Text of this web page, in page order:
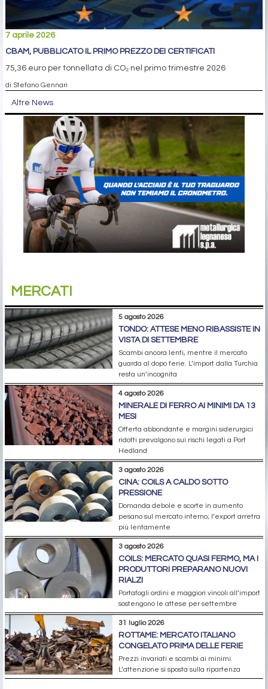
7 aprile 2026
CBAM, PUBBLICATO IL PRIMO PREZZO DEI CERTIFICATI
75,36 euro per tonnellata di CO₂ nel primo trimestre 2026
di Stefano Gennari
Altre News
MERCATI
5 agosto 2026
TONDO: ATTESE MENO RIBASSISTE IN
VISTA DI SETTEMBRE
Scambi ancora lenti, mentre il mercato
guarda al dopo ferie. L’import dalla Turchia
resta un’incognita
4 agosto 2026
MINERALE DI FERRO AI MINIMI DA 13
MESI
Offerta abbondante e margini siderurgici
ridotti prevalgono sui rischi legati a Port
Hedland
3 agosto 2026
CINA: COILS A CALDO SOTTO
PRESSIONE
Domanda debole e scorte in aumento
pesano sul mercato interno; l’export arretra
più lentamente
3 agosto 2026
COILS: MERCATO QUASI FERMO, MA I
PRODUTTORI PREPARANO NUOVI
RIALZI
Portafogli ordini e maggiori vincoli all’import
sostengono le attese per settembre
31 luglio 2026
ROTTAME: MERCATO ITALIANO
CONGELATO PRIMA DELLE FERIE
Prezzi invariati e scambi ai minimi.
L’attenzione si sposta sulla ripartenza